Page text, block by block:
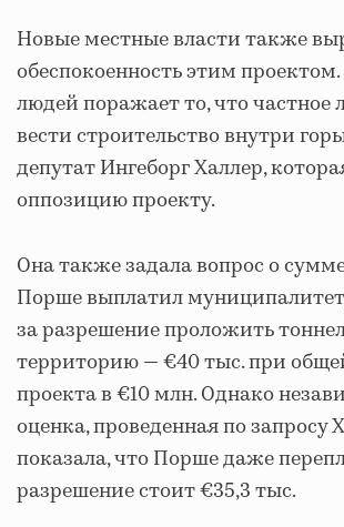
Новые местные власти также
обеспокоенность этим
людей поражает то, что
вести строительство внутри
депутат Ингеборг Халлер,
оппозицию проекту.
Она также задала вопрос о
Порше выплатил
за разрешение проложить
территорию — €40 тыс. при
проекта в €10 млн. Однако
оценка, проведенная по запросу
показала, что Порше даже
разрешение стоит €35,3 тыс.